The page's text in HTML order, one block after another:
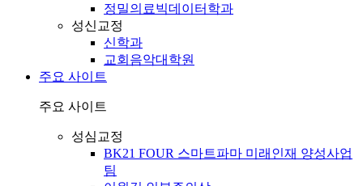
정밀의료빅데이터학과
성신교정
신학과
교회음악대학원
주요 사이트
주요 사이트
성심교정
BK21 FOUR 스마트파마 미래인재 양성사업
팀